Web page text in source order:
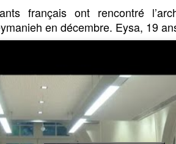
français ont rencontré
en décembre. Eysa, 19